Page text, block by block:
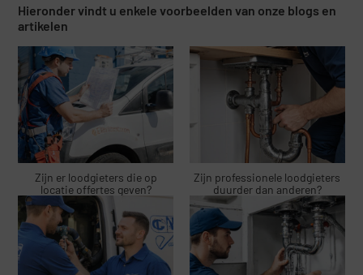
Hieronder vindt u enkele voorbeelden van onze blogs en
artikelen
Zijn er loodgieters die op
locatie offertes geven?
Zijn professionele loodgieters
duurder dan anderen?